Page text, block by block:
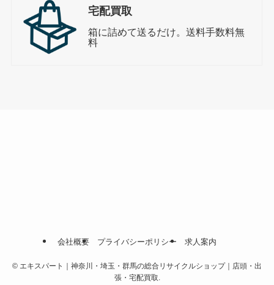
宅配買取
箱に詰めて送るだけ。送料手数料無
料
会社概要 プライバシーポリシー 求人案内
© エキスパート｜神奈川・埼玉・群馬の総合リサイクルショップ｜店頭・出
張・宅配買取.